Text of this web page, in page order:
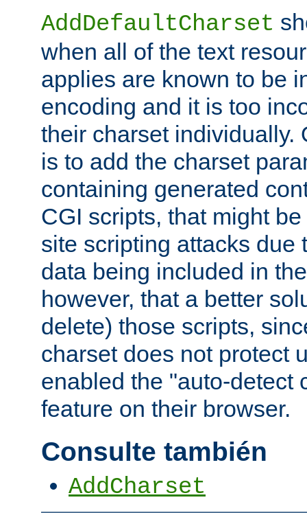
AddDefaultCharset
when all of the text
applies are known to be
encoding and it is too
their charset individually.
is to add the charset
containing generated
CGI scripts, that might
site scripting attacks due
data being included in
however, that a better
delete) those scripts,
charset does not protect
enabled the "auto-detect
feature on their browser.
Consulte también
AddCharset